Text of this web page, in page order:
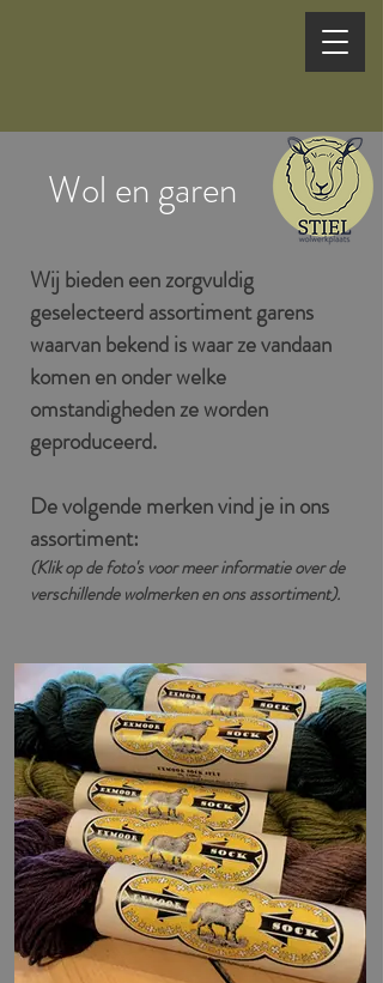
Wol en garen
Wij bieden een zorgvuldig
geselecteerd assortiment garens
waarvan bekend is waar ze vandaan
komen en onder welke
omstandigheden ze worden
geproduceerd.
De volgende merken vind je in ons
assortiment:
(Klik op de foto's voor meer informatie over de
verschillende wolmerken en ons assortiment).